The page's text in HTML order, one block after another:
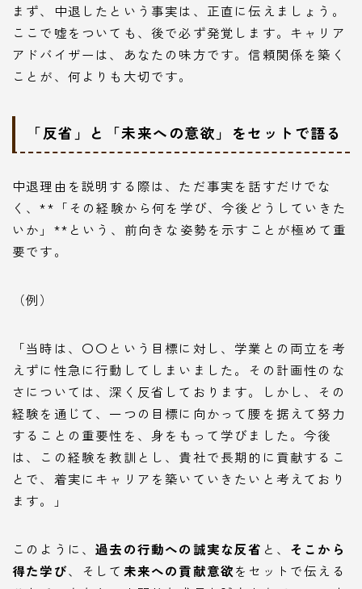
まず、中退したという事実は、正直に伝えましょう。
ここで嘘をついても、後で必ず発覚します。キャリア
アドバイザーは、あなたの味方です。信頼関係を築く
ことが、何よりも大切です。
「反省」と「未来への意欲」をセットで語る
中退理由を説明する際は、ただ事実を話すだけでな
く、**「その経験から何を学び、今後どうしていきた
いか」**という、前向きな姿勢を示すことが極めて重
要です。
（例）
「当時は、〇〇という目標に対し、学業との両立を考
えずに性急に行動してしまいました。その計画性のな
さについては、深く反省しております。しかし、その
経験を通じて、一つの目標に向かって腰を据えて努力
することの重要性を、身をもって学びました。今後
は、この経験を教訓とし、貴社で長期的に貢献するこ
とで、着実にキャリアを築いていきたいと考えており
ます。」
このように、過去の行動への誠実な反省 と、 そこから
得た学び、そして 未来への貢献意欲をセットで伝える